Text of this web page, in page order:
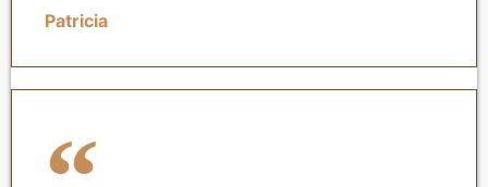
Patricia